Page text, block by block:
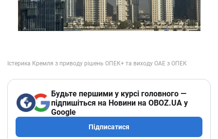
Будьте першими у курсі головного —
підпишіться на Новини на OBOZ.UA у
Google
Підписатися